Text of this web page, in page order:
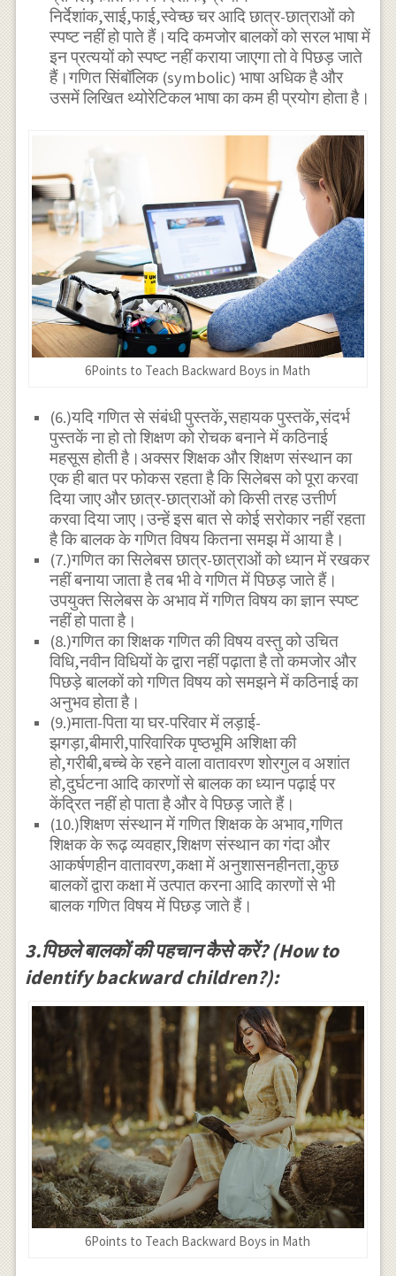
निर्देशांक,साई,फाई,स्वेच्छ चर आदि छात्र-छात्राओं को
स्पष्ट नहीं हो पाते हैं।यदि कमजोर बालकों को सरल भाषा में
इन प्रत्ययों को स्पष्ट नहीं कराया जाएगा तो वे पिछड़ जाते
हैं।गणित सिंबॉलिक (symbolic) भाषा अधिक है और
उसमें लिखित थ्योरेटिकल भाषा का कम ही प्रयोग होता है।
6Points to Teach Backward Boys in Math
(6.)यदि गणित से संबंधी पुस्तकें,सहायक पुस्तकें,संदर्भ
पुस्तकें ना हो तो शिक्षण को रोचक बनाने में कठिनाई
महसूस होती है।अक्सर शिक्षक और शिक्षण संस्थान का
एक ही बात पर फोकस रहता है कि सिलेबस को पूरा करवा
दिया जाए और छात्र-छात्राओं को किसी तरह उत्तीर्ण
करवा दिया जाए।उन्हें इस बात से कोई सरोकार नहीं रहता
है कि बालक के गणित विषय कितना समझ में आया है।
(7.)गणित का सिलेबस छात्र-छात्राओं को ध्यान में रखकर
नहीं बनाया जाता है तब भी वे गणित में पिछड़ जाते हैं।
उपयुक्त सिलेबस के अभाव में गणित विषय का ज्ञान स्पष्ट
नहीं हो पाता है।
(8.)गणित का शिक्षक गणित की विषय वस्तु को उचित
विधि,नवीन विधियों के द्वारा नहीं पढ़ाता है तो कमजोर और
पिछड़े बालकों को गणित विषय को समझने में कठिनाई का
अनुभव होता है।
(9.)माता-पिता या घर-परिवार में लड़ाई-
झगड़ा,बीमारी,पारिवारिक पृष्ठभूमि अशिक्षा की
हो,गरीबी,बच्चे के रहने वाला वातावरण शोरगुल व अशांत
हो,दुर्घटना आदि कारणों से बालक का ध्यान पढ़ाई पर
केंद्रित नहीं हो पाता है और वे पिछड़ जाते हैं।
(10.)शिक्षण संस्थान में गणित शिक्षक के अभाव,गणित
शिक्षक के रूढ़ व्यवहार,शिक्षण संस्थान का गंदा और
आकर्षणहीन वातावरण,कक्षा में अनुशासनहीनता,कुछ
बालकों द्वारा कक्षा में उत्पात करना आदि कारणों से भी
बालक गणित विषय में पिछड़ जाते हैं।
3.पिछले बालकों की पहचान कैसे करें? (How to
identify backward children?):
6Points to Teach Backward Boys in Math